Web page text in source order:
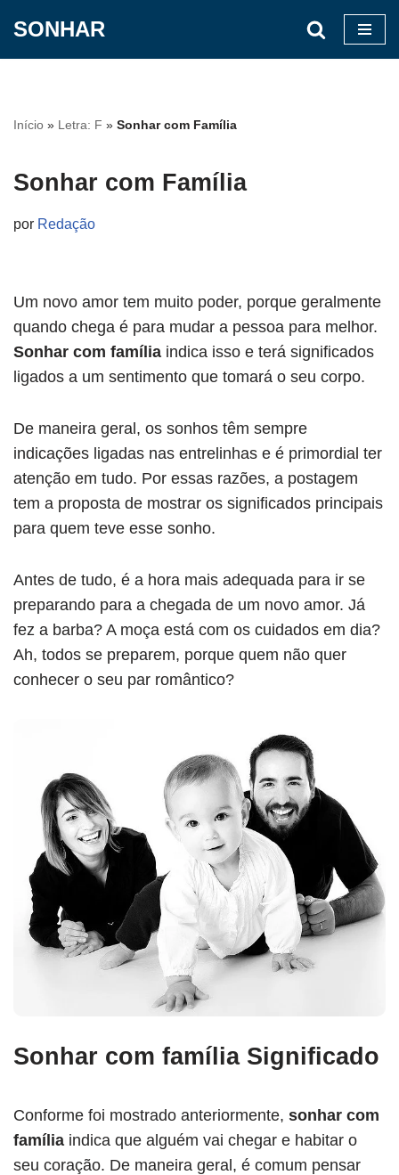
conteúdo
SONHAR
Início » Letra: F » Sonhar com Família
Sonhar com Família
por Redação
Um novo amor tem muito poder, porque geralmente
quando chega é para mudar a pessoa para melhor.
Sonhar com família indica isso e terá significados
ligados a um sentimento que tomará o seu corpo.
De maneira geral, os sonhos têm sempre
indicações ligadas nas entrelinhas e é primordial ter
atenção em tudo. Por essas razões, a postagem
tem a proposta de mostrar os significados principais
para quem teve esse sonho.
Antes de tudo, é a hora mais adequada para ir se
preparando para a chegada de um novo amor. Já
fez a barba? A moça está com os cuidados em dia?
Ah, todos se preparem, porque quem não quer
conhecer o seu par romântico?
Sonhar com família Significado
Conforme foi mostrado anteriormente, sonhar com
família indica que alguém vai chegar e habitar o
seu coração. De maneira geral, é comum pensar